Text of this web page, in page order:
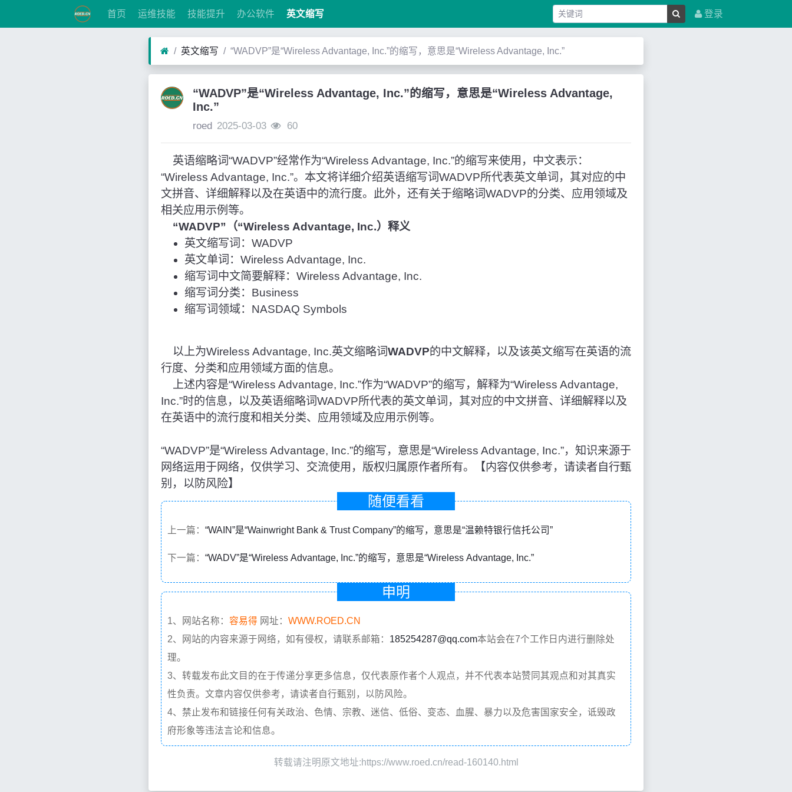
首页 运维技能 技能提升 办公软件 英文缩写 登录
英文缩写 “WADVP”是“Wireless Advantage, Inc.”的缩写，意思是“Wireless Advantage, Inc.”
“WADVP”是“Wireless Advantage, Inc.”的缩写，意思是“Wireless Advantage,
Inc.”
roed 2025-03-03 60
英语缩略词“WADVP”经常作为“Wireless Advantage, Inc.”的缩写来使用，中文表示：
“Wireless Advantage, Inc.”。本文将详细介绍英语缩写词WADVP所代表英文单词，其对应的中
文拼音、详细解释以及在英语中的流行度。此外，还有关于缩略词WADVP的分类、应用领域及
相关应用示例等。
“WADVP”（“Wireless Advantage, Inc.）释义
英文缩写词：WADVP
英文单词：Wireless Advantage, Inc.
缩写词中文简要解释：Wireless Advantage, Inc.
缩写词分类：Business
缩写词领域：NASDAQ Symbols
以上为Wireless Advantage, Inc.英文缩略词WADVP的中文解释，以及该英文缩写在英语的流
行度、分类和应用领域方面的信息。
上述内容是“Wireless Advantage, Inc.”作为“WADVP”的缩写，解释为“Wireless Advantage,
Inc.”时的信息，以及英语缩略词WADVP所代表的英文单词，其对应的中文拼音、详细解释以及
在英语中的流行度和相关分类、应用领域及应用示例等。
“WADVP”是“Wireless Advantage, Inc.”的缩写，意思是“Wireless Advantage, Inc.”，知识来源于
网络运用于网络，仅供学习、交流使用，版权归属原作者所有。【内容仅供参考，请读者自行甄
别，以防风险】
随便看看
上一篇： “WAIN”是“Wainwright Bank & Trust Company”的缩写，意思是“温赖特银行信托公司”
下一篇： “WADV”是“Wireless Advantage, Inc.”的缩写，意思是“Wireless Advantage, Inc.”
申明
1、网站名称： 容易得 网址： WWW.ROED.CN
2、网站的内容来源于网络，如有侵权，请联系邮箱： 185254287@qq.com本站会在7个工作日内进行删除处
理。
3、转载发布此文目的在于传递分享更多信息，仅代表原作者个人观点，并不代表本站赞同其观点和对其真实
性负责。文章内容仅供参考，请读者自行甄别，以防风险。
4、禁止发布和链接任何有关政治、色情、宗教、迷信、低俗、变态、血腥、暴力以及危害国家安全，诋毁政
府形象等违法言论和信息。
转载请注明原文地址:https://www.roed.cn/read-160140.html